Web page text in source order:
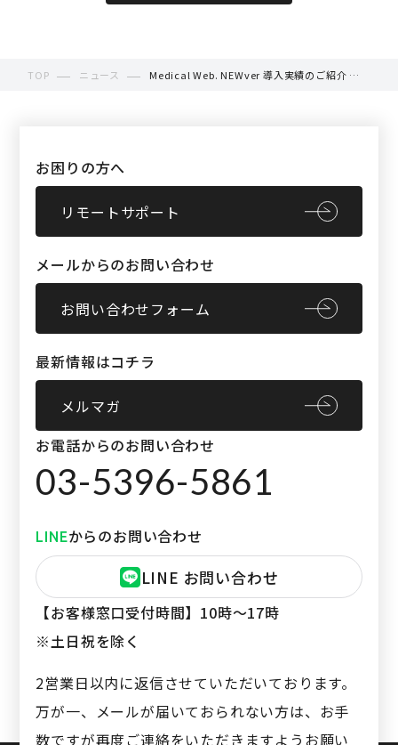
TOP ニュース
Medical Web. NEWver 導入実績のご紹介 ＜
お困りの方へ
リモートサポート
メールからのお問い合わせ
お問い合わせフォーム
最新情報はコチラ
メルマガ
お電話からのお問い合わせ
03-5396-5861
LINEからのお問い合わせ
LINE お問い合わせ
【お客様窓口受付時間】 10時〜17時
※土日祝を除く
2営業日以内に返信させていただいております。
万が一、メールが届いておられない方は、お手
数ですが再度ご連絡をいただきますようお願い